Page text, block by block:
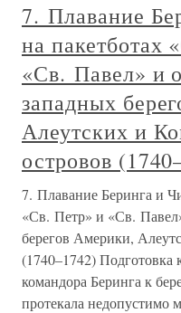
7. Плавание
на пакетботах
«Св. Павел» и
западных
Алеутских и
островов
7. Плавание Беринга и
«Св. Петр» и «Св.
берегов Америки,
(1740–1742) Подготовка
командора Беринга к
протекала недопустимо